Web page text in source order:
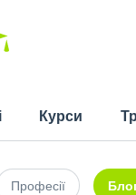
Курси
Професії